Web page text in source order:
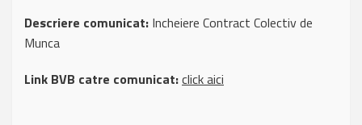
Descriere comunicat: Incheiere Contract Colectiv de
Munca
Link BVB catre comunicat:click aici